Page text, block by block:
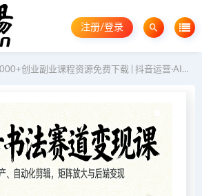
注册/登录
创业副业课程资源免费下载 | 抖音运营·AI教程·GEO优化